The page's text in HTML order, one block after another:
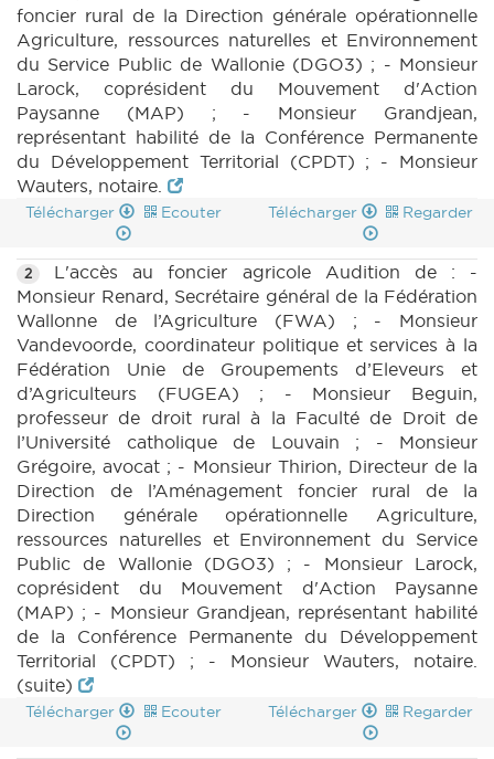
foncier rural de la Direction générale opérationnelle
Agriculture, ressources naturelles et Environnement
du Service Public de Wallonie (DGO3) ; - Monsieur
Larock, coprésident du Mouvement d'Action
Paysanne (MAP) ; - Monsieur Grandjean,
représentant habilité de la Conférence Permanente
du Développement Territorial (CPDT) ; - Monsieur
Wauters, notaire.
Télécharger Ecouter Télécharger Regarder
2
L'accès au foncier agricole Audition de : -
Monsieur Renard, Secrétaire général de la Fédération
Wallonne de l’Agriculture (FWA) ; - Monsieur
Vandevoorde, coordinateur politique et services à la
Fédération Unie de Groupements d’Eleveurs et
d’Agriculteurs (FUGEA) ; - Monsieur Beguin,
professeur de droit rural à la Faculté de Droit de
l’Université catholique de Louvain ; - Monsieur
Grégoire, avocat ; - Monsieur Thirion, Directeur de la
Direction de l’Aménagement foncier rural de la
Direction générale opérationnelle Agriculture,
ressources naturelles et Environnement du Service
Public de Wallonie (DGO3) ; - Monsieur Larock,
coprésident du Mouvement d'Action Paysanne
(MAP) ; - Monsieur Grandjean, représentant habilité
de la Conférence Permanente du Développement
Territorial (CPDT) ; - Monsieur Wauters, notaire.
(suite)
Télécharger Ecouter Télécharger Regarder